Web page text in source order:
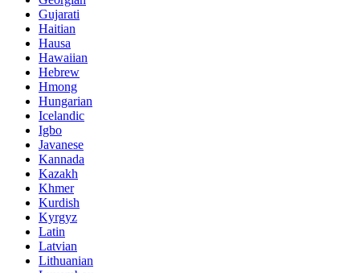
Gujarati
Haitian
Hausa
Hawaiian
Hebrew
Hmong
Hungarian
Icelandic
Igbo
Javanese
Kannada
Kazakh
Khmer
Kurdish
Kyrgyz
Latin
Latvian
Lithuanian